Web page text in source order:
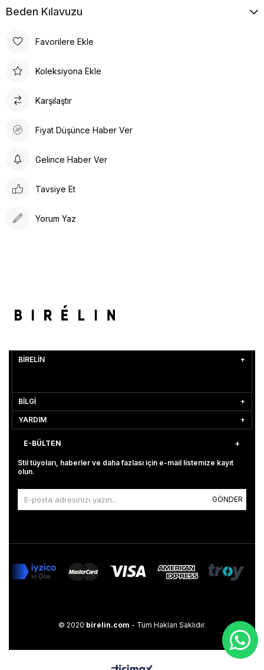
Beden Kılavuzu
Favorilere Ekle
Koleksiyona Ekle
Karşılaştır
Fiyat Düşünce Haber Ver
Gelince Haber Ver
Tavsiye Et
Yorum Yaz
BİRELİN
BİLGİ
YARDIM
E-BÜLTEN
Stil tüyoları, haberler ve daha fazlası için e-mail listemize kayıt
olun.
GÖNDER
© 2020 birelin.com - Tüm Hakları Saklıdır.